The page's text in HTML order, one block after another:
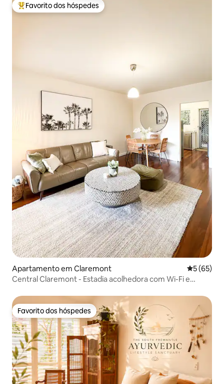
Favoritos dos hóspedes mais apreciados
Favorito dos hóspedes
Apartamento em Claremont
5 (65)
Central Claremont - Estadia acolhedora com Wi-Fi e
Favorito dos hóspedes
Favorito dos hóspedes